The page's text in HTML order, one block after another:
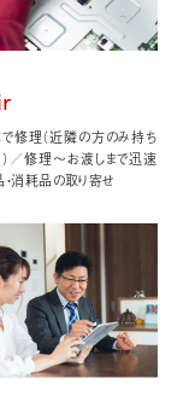
修理（近隣の方のみ持ち
）／修理〜お渡しまで迅速
消耗品の取り寄せ